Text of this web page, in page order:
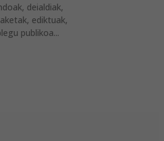
deialdiak,
ediktuak,
publikoa...